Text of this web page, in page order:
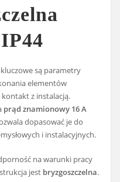
są parametry
elementów
z instalacją.
prąd znamionowy 16 A
dopasować je do
i instalacyjnych.
na warunki pracy
jest bryzgoszczelna.